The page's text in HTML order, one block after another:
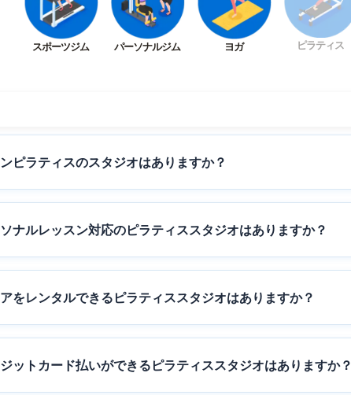
スポーツジム パーソナルジム ヨガ ピラティス
ピラティスのスタジオはありますか？
ナルレッスン対応のピラティススタジオはありますか？
をレンタルできるピラティススタジオはありますか？
ットカード払いができるピラティススタジオはありますか？